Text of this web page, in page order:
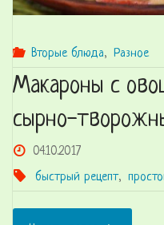
Вторые блюда, Разное
Макароны с
сырно-
04.10.2017
быстрый рецепт,